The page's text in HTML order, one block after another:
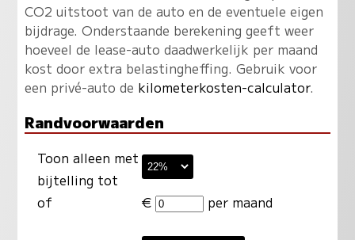
CO2 uitstoot van de auto en de eventuele eigen
bijdrage. Onderstaande berekening geeft weer
hoeveel de lease-auto daadwerkelijk per maand
kost door extra belastingheffing. Gebruik voor
een privé-auto de kilometerkosten-calculator.
Randvoorwaarden
Toon alleen met
bijtelling tot
of
€ per maand